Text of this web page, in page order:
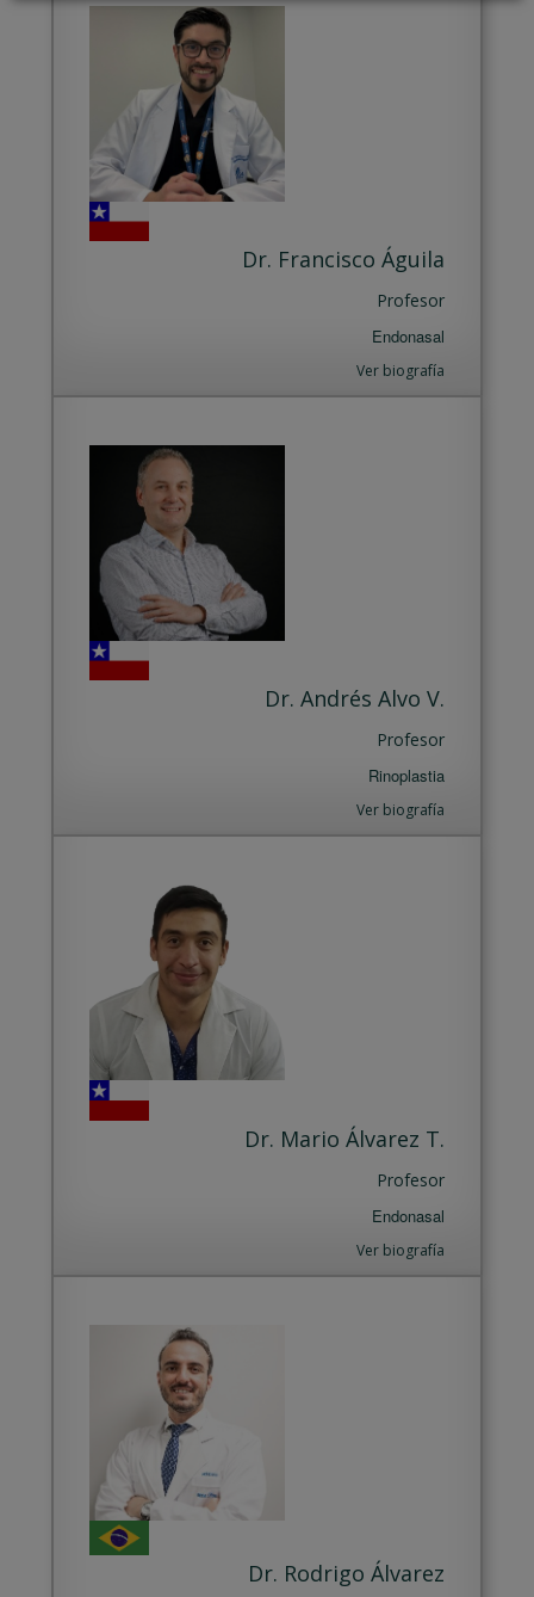
Dr. Francisco Águila
Profesor
Endonasal
Ver biografía
Dr. Andrés Alvo V.
Profesor
Rinoplastia
Ver biografía
Dr. Mario Álvarez T.
Profesor
Endonasal
Ver biografía
Dr. Rodrigo Álvarez